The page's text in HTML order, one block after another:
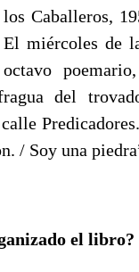
Caballeros,
miércoles de
octavo
del
/ Soy una
el libro?